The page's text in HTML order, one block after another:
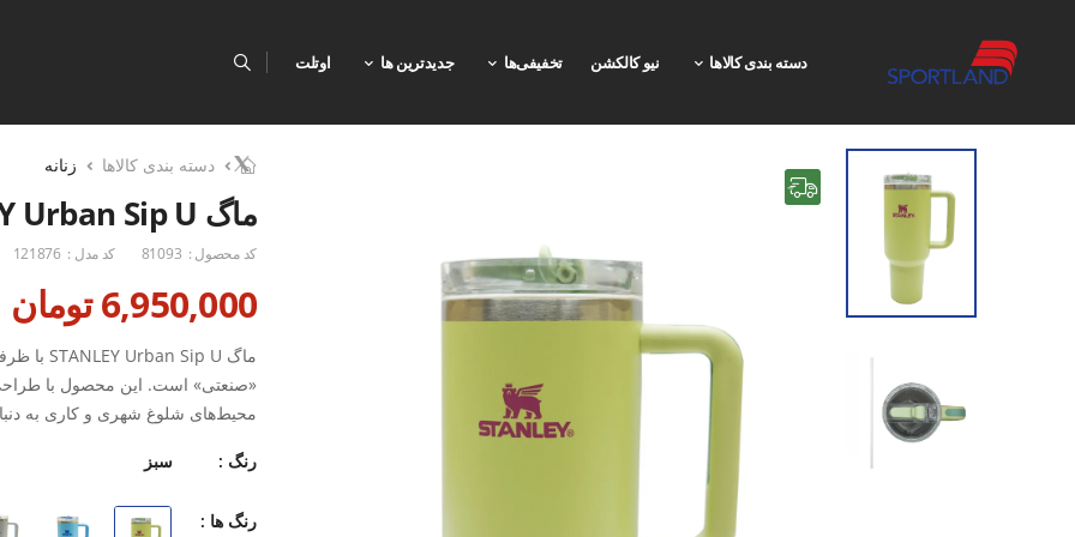
دسته بندی کالاها نیو کالکشن تخفیفی‌ها جدیدترین ها اوتلت
دسته بندی کالاها زنانه
ماگ Unisex STANLEY Urban Sip U
کد محصول : 81093 کد مدل : 121876
6,950,000 تومان
«صنعتی» است. این محصول با
محیط‌های شلوغ شهری و کاری به
نوشیدنی‌ها داشته باشد. استفاده از
رنگ : سبز
رنگ ها :